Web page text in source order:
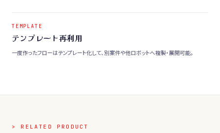
TEMPLATE
テンプレート再利用
一度作ったフローはテンプレート化して、別案件や他ロボットへ複製・展開可能。
> RELATED PRODUCT